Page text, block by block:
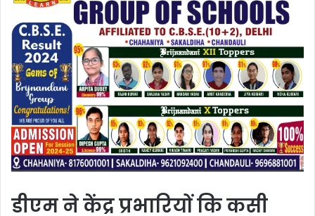
डीएम ने केंद्र प्रभारियों कि कसी